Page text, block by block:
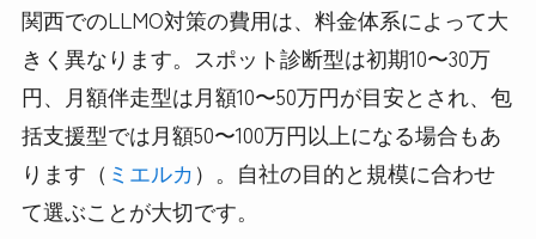
関西でのLLMO対策の費用は、料金体系によって大
きく異なります。スポット診断型は初期10〜30万
円、月額伴走型は月額10〜50万円が目安とされ、包
括支援型では月額50〜100万円以上になる場合もあ
ります（ ミエルカ）。自社の目的と規模に合わせ
て選ぶことが大切です。